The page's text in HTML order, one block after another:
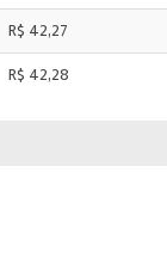
R$ 42,27
R$ 42,28